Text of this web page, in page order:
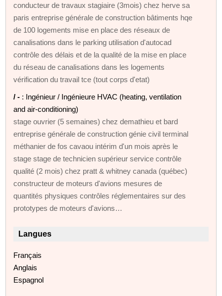
conducteur de travaux stagiaire (3mois) chez herve sa
paris entreprise générale de construction bâtiments hqe
de 100 logements mise en place des réseaux de
canalisations dans le parking utilisation d'autocad
contrôle des délais et de la qualité de la mise en place
du réseau de canalisations dans les logements
vérification du travail tce (tout corps d'etat)
/ - : Ingénieur / Ingénieure HVAC (heating, ventilation
and air-conditioning)
stage ouvrier (5 semaines) chez demathieu et bard
entreprise générale de construction génie civil terminal
méthanier de fos cavaou intérim d'un mois après le
stage stage de technicien supérieur service contrôle
qualité (2 mois) chez pratt & whitney canada (québec)
constructeur de moteurs d'avions mesures de
quantités physiques contrôles réglementaires sur des
prototypes de moteurs d'avions…
Langues
Français
Anglais
Espagnol